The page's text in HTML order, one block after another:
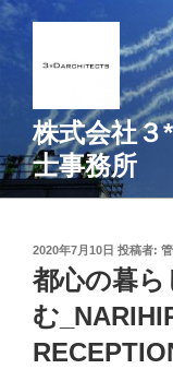
コ
テ
ス
キ
株式会社３
士事務所
投
稿
日:
2020年7月10日 投稿者:
都心の暮
む